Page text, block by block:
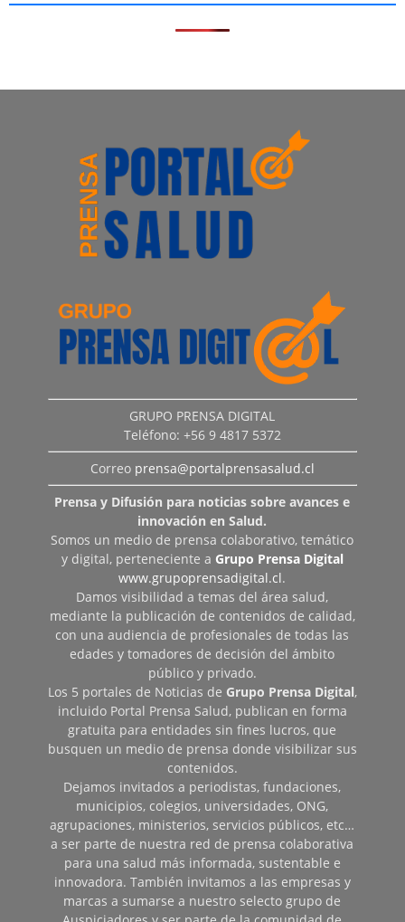
GRUPO PRENSA DIGITAL
Teléfono: +56 9 4817 5372
Correo prensa@portalprensasalud.cl
Prensa y Difusión para noticias sobre avances e
innovación en Salud.
Somos un medio de prensa colaborativo, temático
y digital, perteneciente a Grupo Prensa Digital
www.grupoprensadigital.cl.
Damos visibilidad a temas del área salud,
mediante la publicación de contenidos de calidad,
con una audiencia de profesionales de todas las
edades y tomadores de decisión del ámbito
público y privado.
Los 5 portales de Noticias de Grupo Prensa Digital,
incluido Portal Prensa Salud, publican en forma
gratuita para entidades sin fines lucros, que
busquen un medio de prensa donde visibilizar sus
contenidos.
Dejamos invitados a periodistas, fundaciones,
municipios, colegios, universidades, ONG,
agrupaciones, ministerios, servicios públicos, etc…
a ser parte de nuestra red de prensa colaborativa
para una salud más informada, sustentable e
innovadora. También invitamos a las empresas y
marcas a sumarse a nuestro selecto grupo de